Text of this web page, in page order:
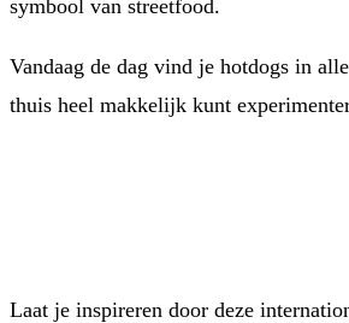
symbool van streetfood.
Vandaag de dag vind je hotdogs in
thuis heel makkelijk kunt
Laat je inspireren door deze